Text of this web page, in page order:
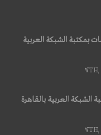
بمكتبة الشبكة العربية
العربية بالقاهرة